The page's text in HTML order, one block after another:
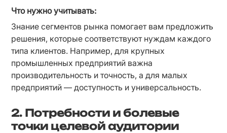
Что нужно учитывать:
Знание сегментов рынка помогает вам предложить
решения, которые соответствуют нуждам каждого
типа клиентов. Например, для крупных
промышленных предприятий важна
производительность и точность, а для малых
предприятий — доступность и универсальность.
2. Потребности и болевые
точки целевой аудитории